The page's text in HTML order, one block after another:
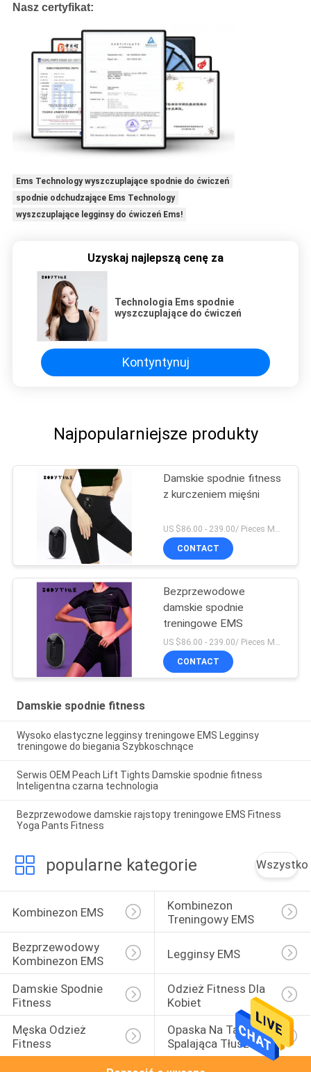
Nasz certyfikat:
Ems Technology wyszczuplające spodnie do ćwiczeń
spodnie odchudzające Ems Technology
wyszczuplające legginsy do ćwiczeń Ems!
Uzyskaj najlepszą cenę za
Technologia Ems spodnie
wyszczuplające do ćwiczeń
Kontyntynuj
Najpopularniejsze produkty
Damskie spodnie fitness
z kurczeniem mięśni
US $86.00 - 239.00/ Pieces MOQ:1 sztuk
CONTACT
Bezprzewodowe
damskie spodnie
treningowe EMS
US $86.00 - 239.00/ Pieces MOQ:1 sztuk
CONTACT
Damskie spodnie fitness
Wysoko elastyczne legginsy treningowe EMS Legginsy
treningowe do biegania Szybkoschnące
Serwis OEM Peach Lift Tights Damskie spodnie fitness
Inteligentna czarna technologia
Bezprzewodowe damskie rajstopy treningowe EMS Fitness
Yoga Pants Fitness
popularne kategorie Wszystko
Kombinezon EMS
Kombinezon
Treningowy EMS
Bezprzewodowy
Kombinezon EMS
Legginsy EMS
Damskie Spodnie
Fitness
Odzież Fitness Dla
Kobiet
Męska Odzież
Fitness
Opaska Na Talię
Spalająca Tłuszcz